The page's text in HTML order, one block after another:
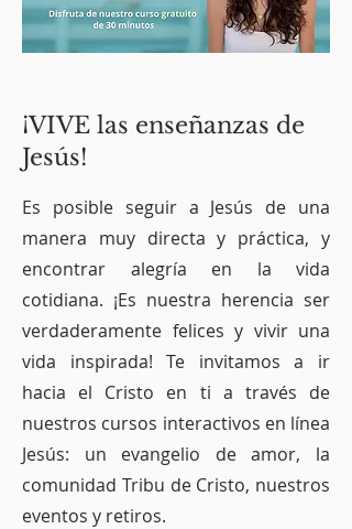
¡VIVE las enseñanzas de
Jesús!
Es posible seguir a Jesús de una
manera muy directa y práctica, y
encontrar alegría en la vida
cotidiana. ¡Es nuestra herencia ser
verdaderamente felices y vivir una
vida inspirada! Te invitamos a ir
hacia el Cristo en ti a través de
nuestros cursos interactivos en línea
Jesús: un evangelio de amor, la
comunidad Tribu de Cristo, nuestros
eventos y retiros.